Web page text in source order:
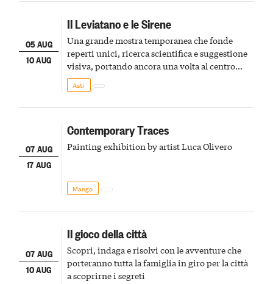
05 AUG
10 AUG
Il Leviatano e le Sirene
Una grande mostra temporanea che fonde
reperti unici, ricerca scientifica e suggestione
visiva, portando ancora una volta al centro
della scena le meraviglie del passato astigiano
Asti
07 AUG
17 AUG
Contemporary Traces
Painting exhibition by artist Luca Olivero
Mango
07 AUG
10 AUG
Il gioco della città
Scopri, indaga e risolvi con le avventure che
porteranno tutta la famiglia in giro per la città
a scoprirne i segreti